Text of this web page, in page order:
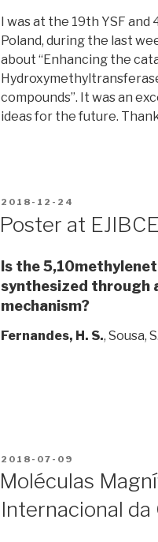
I was at the 19th YSF
Poland, during the last
about “Enhancing the
compounds”. It was an
ideas for the future.
POSTED
2018-12-24
Poster at
Is the
synthesized through
mechanism?
Fernandes, H. S., Sousa,
POSTED
2018-07-09
Moléculas
Internacional da